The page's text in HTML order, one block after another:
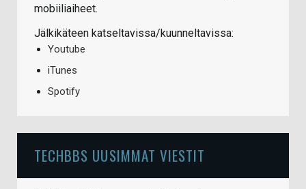
mobiiliaiheet.
Jälkikäteen katseltavissa/kuunneltavissa:
Youtube
iTunes
Spotify
TECHBBS UUSIMMAT VIESTIT